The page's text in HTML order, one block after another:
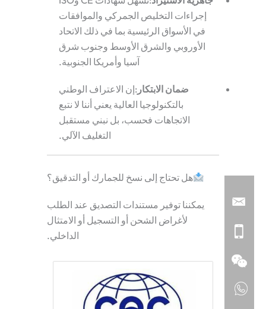
إجراءات التخليص الجمركي والموافقات
في الأسواق الرئيسية بما في ذلك الاتحاد
الأوروبي والشرق الأوسط وجنوب شرق
آسيا وأمريكا الجنوبية.
ضمان الابتكار :إن الاعتراف الوطني
بالتكنولوجيا العالية يعني أننا لا نتبع
الاتجاهات فحسب، بل نبني مستقبل
التغليف الآلي.
هل تحتاج إلى نسخ للجمارك أو التدقيق؟
يمكننا توفير مستندات التصديق عند الطلب
لأغراض الشحن أو التسجيل أو الامتثال
الداخلي.